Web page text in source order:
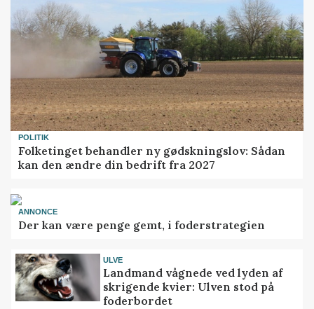
POLITIK
Folketinget behandler ny gødskningslov: Sådan
kan den ændre din bedrift fra 2027
ANNONCE
Der kan være penge gemt, i foderstrategien
ULVE
Landmand vågnede ved lyden af
skrigende kvier: Ulven stod på
foderbordet